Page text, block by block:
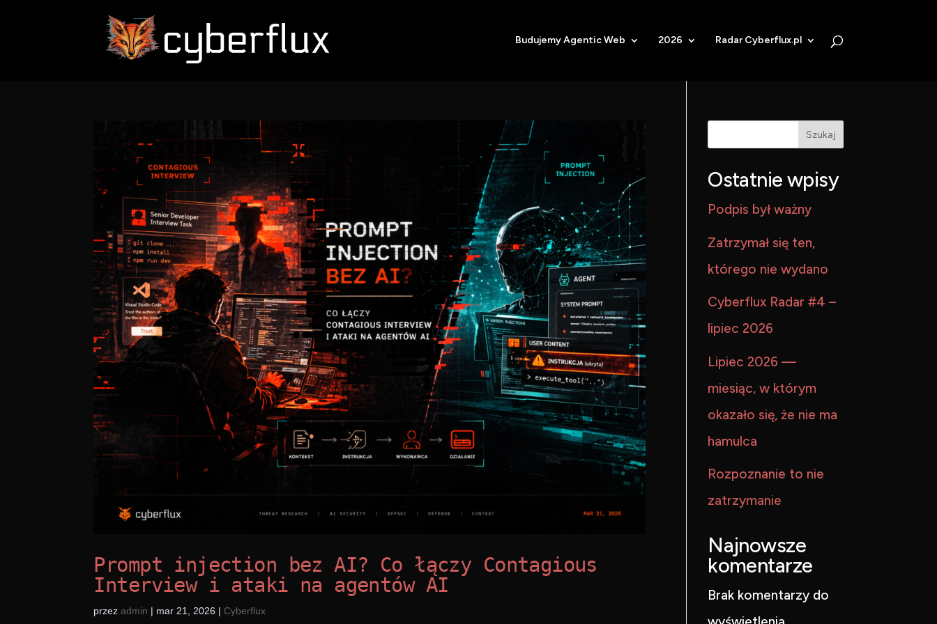
Budujemy Agentic Web 2026 Radar Cyberflux.pl
Prompt injection bez AI? Co łączy Contagious
Interview i ataki na agentów AI
przezadmin | mar 21, 2026 | Cyberflux
Szukaj
Ostatnie wpisy
Podpis był ważny
Zatrzymał się ten,
którego nie wydano
Cyberflux Radar #4 –
lipiec 2026
Lipiec 2026 —
miesiąc, w którym
okazało się, że nie ma
hamulca
Rozpoznanie to nie
zatrzymanie
Najnowsze
komentarze
Brak komentarzy do